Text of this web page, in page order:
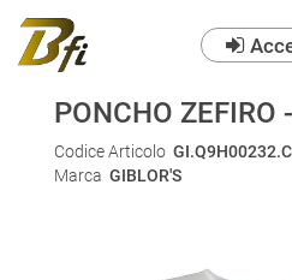
PONCHO ZEFIRO
Codice Articolo
Marca GIBLOR'S